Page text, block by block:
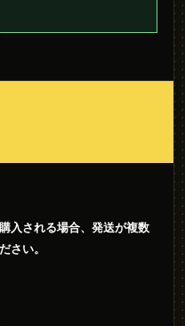
入される場合、発送が複数
さい。